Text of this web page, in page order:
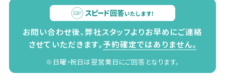
お問い合わせ後、弊社スタッフよりお早めにご連絡
させていただきます。予約確定ではありません。
※日曜・祝日は翌営業日にご回答となります。